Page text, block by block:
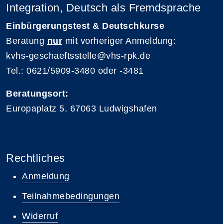
Integration, Deutsch als Fremdsprache
Einbürgerungstest & Deutschkurse
Beratung nur mit vorheriger Anmeldung:
kvhs-geschaeftsstelle@vhs-rpk.de
Tel.: 0621/5909-3480 oder -3481
Beratungsort:
Europaplatz 5, 67063 Ludwigshafen
Rechtliches
Anmeldung
Teilnahmebedingungen
Widerruf